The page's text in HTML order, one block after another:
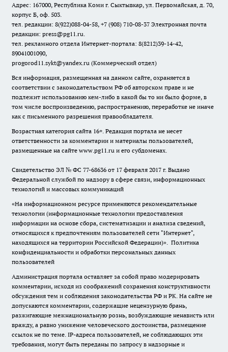
Адрес: 167000, Республика Коми г. Сыктывкар, ул. Первомайская, д. 70,
корпус Б, оф. 503.
тел. редакции: 8(922)088-04-58, +7 (908) 710-08-37 Электронная почта
редакции: press@pg11.ru.
тел. рекламного отдела Интернет-портала: 8(8212)39-14-42,
89041001090,
progorod11.sykt@yandex.ru (Коммерческий отдел)
Вся информация, размещенная на данном сайте, охраняется в
соответствии с законодательством РФ об авторском праве и не
подлежит использованию кем-либо в какой бы то ни было форме, в
том числе воспроизведению, распространению, переработке не иначе
как с письменного разрешения правообладателя.
Возрастная категория сайта 16+. Редакция портала не несет
ответственности за комментарии и материалы пользователей,
размещенные на сайте www.pg11.ru и его субдоменах.
Свидетельство ЭЛ № ФС 77-68636 от 17 февраля 2017 г. Выдано
Федеральной службой по надзору в сфере связи, информационных
технологий и массовых коммуникаций
«На информационном ресурсе применяются рекомендательные
технологии (информационные технологии предоставления
информации на основе сбора, систематизации и анализа сведений,
относящихся к предпочтениям пользователей сети "Интернет",
находящихся на территории Российской Федерации)». Политика
конфиденциальности и обработки персональных данных
пользователей
Администрация портала оставляет за собой право модерировать
комментарии, исходя из соображений сохранения конструктивности
обсуждения тем и соблюдения законодательства РФ и РК. На сайте не
допускаются комментарии, содержащие нецензурную брань,
разжигающие межнациональную рознь, возбуждающие ненависть или
вражду, а равно унижение человеческого достоинства, размещение
ссылок не по теме. IP-адреса пользователей, не соблюдающих эти
требования, могут быть переданы по запросу в надзорные и